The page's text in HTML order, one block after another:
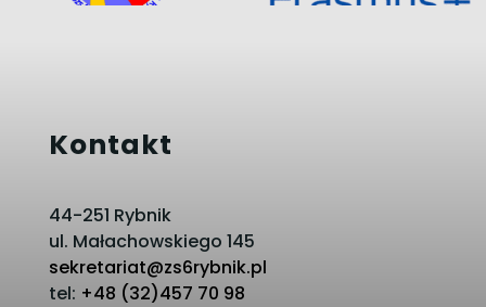
Kontakt
44-251 Rybnik
ul. Małachowskiego 145
sekretariat@zs6rybnik.pl
tel: +48 (32)457 70 98